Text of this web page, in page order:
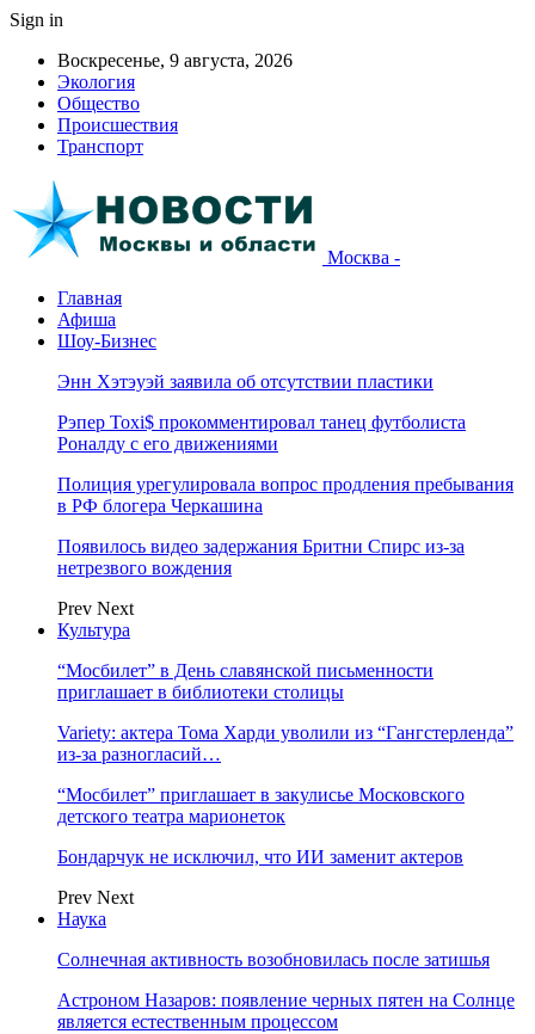
Sign in
Воскресенье, 9 августа, 2026
Экология
Общество
Происшествия
Транспорт
Москва -
Главная
Афиша
Шоу-Бизнес
Энн Хэтэуэй заявила об отсутствии пластики
Рэпер Toxi$ прокомментировал танец футболиста
Роналду с его движениями
Полиция урегулировала вопрос продления пребывания
в РФ блогера Черкашина
Появилось видео задержания Бритни Спирс из-за
нетрезвого вождения
Prev Next
Культура
“Мосбилет” в День славянской письменности
приглашает в библиотеки столицы
Variety: актера Тома Харди уволили из “Гангстерленда”
из-за разногласий…
“Мосбилет” приглашает в закулисье Московского
детского театра марионеток
Бондарчук не исключил, что ИИ заменит актеров
Prev Next
Наука
Солнечная активность возобновилась после затишья
Астроном Назаров: появление черных пятен на Солнце
является естественным процессом